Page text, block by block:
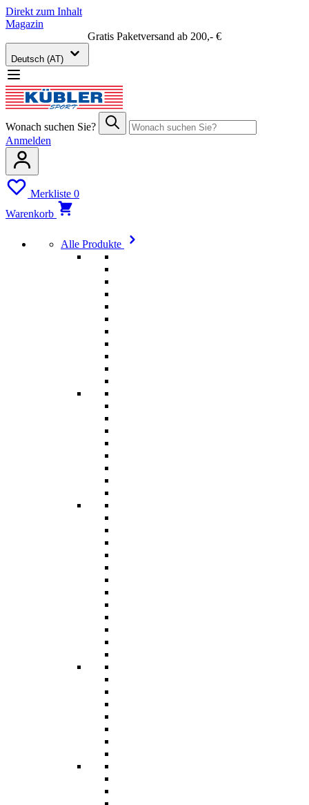
Direkt zum Inhalt
Magazin
Gratis Paketversand ab 200,- €
Deutsch (AT)
Wonach suchen Sie?
Anmelden
Merkliste 0
Warenkorb
Alle Produkte